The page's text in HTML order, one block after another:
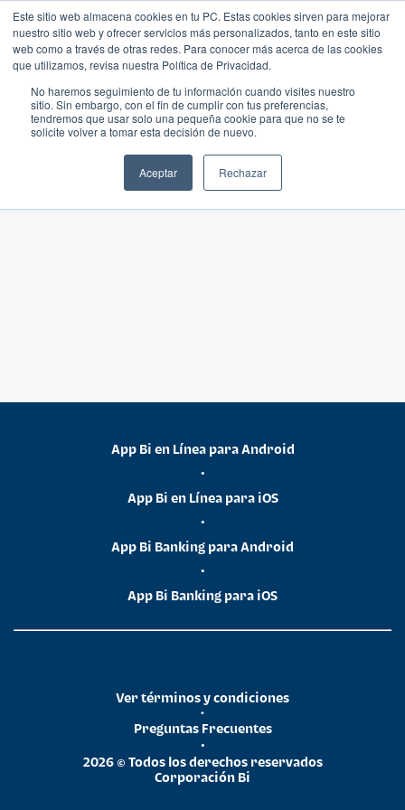
Este sitio web almacena cookies en tu PC. Estas cookies sirven para mejorar
nuestro sitio web y ofrecer servicios más personalizados, tanto en este sitio
web como a través de otras redes. Para conocer más acerca de las cookies
que utilizamos, revisa nuestra Política de Privacidad.
No haremos seguimiento de tu información cuando visites nuestro
sitio. Sin embargo, con el fin de cumplir con tus preferencias,
tendremos que usar solo una pequeña cookie para que no se te
solicite volver a tomar esta decisión de nuevo.
Aceptar Rechazar
App Bi en Línea para Android
•
App Bi en Línea para iOS
•
App Bi Banking para Android
•
App Bi Banking para iOS
2026 © Todos los derechos reservados
Corporación Bi
•
Preguntas Frecuentes
•
Ver términos y condiciones